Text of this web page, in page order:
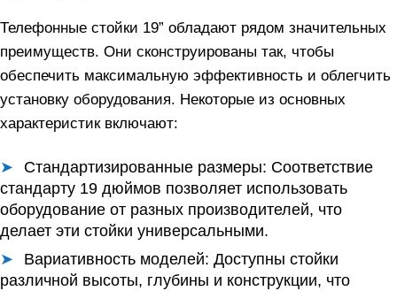
Телефонные стойки 19” обладают рядом значительных
преимуществ. Они сконструированы так, чтобы
обеспечить максимальную эффективность и облегчить
установку оборудования. Некоторые из основных
характеристик включают:
Стандартизированные размеры: Соответствие
стандарту 19 дюймов позволяет использовать
оборудование от разных производителей, что
делает эти стойки универсальными.
Вариативность моделей: Доступны стойки
различной высоты, глубины и конструкции, что